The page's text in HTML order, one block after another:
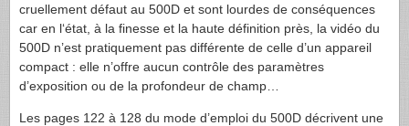
cruellement défaut au 500D et sont lourdes de conséquences
car en l‘état, à la finesse et la haute définition près, la vidéo du
500D n’est pratiquement pas différente de celle d’un appareil
compact : elle n’offre aucun contrôle des paramètres
d’exposition ou de la profondeur de champ…
Les pages 122 à 128 du mode d’emploi du 500D décrivent une